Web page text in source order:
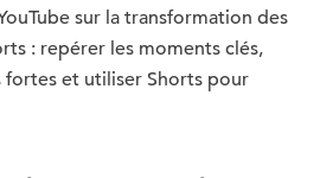
sur la transformation des
: repérer les moments clés,
fortes et utiliser Shorts pour